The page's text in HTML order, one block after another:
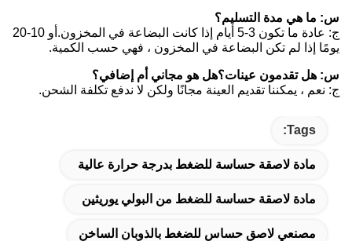
س: ما هي مدة التسليم؟
ج: عادة ما تكون 3-5 أيام إذا كانت البضاعة في المخزون.أو 10-20
يومًا إذا لم تكن البضاعة في المخزون ، فهي حسب الكمية.
س: هل تقدمون عينات؟هل هو مجاني أم إضافي؟
ج: نعم ، يمكننا تقديم العينة مجانًا ولكن لا ندفع تكلفة الشحن.
Tags:
مادة لاصقة حساسة للضغط بدرجة حرارة عالية
مادة لاصقة حساسة للضغط من البولي يوريثين
مصنعي لاصق حساس للضغط بالذوبان الساخن